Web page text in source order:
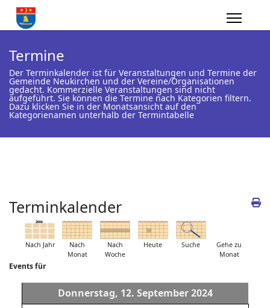
Termine
Der Terminkalender ist für Veranstaltungen und Termine der
Gemeinde Neukirchen und der Vereine/Organisationen
gedacht. Kommerzielle Veranstaltungen sind nicht
aufgeführt. Sie können die Termine nach Kategorien filtern.
Dazu klicken Sie in der Monatsansicht auf den
Kategorienamen unterhalb der Termintabelle
Terminkalender
Nach Jahr
Nach
Monat
Nach
Woche
Heute Suche
Gehe zu
Monat
Events für
Donnerstag, 12. September 2024